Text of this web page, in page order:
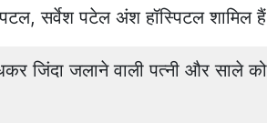
सर्वेश पटेल अंश हॉस्पिटल शामिल
जिंदा जलाने वाली पत्नी और साले को